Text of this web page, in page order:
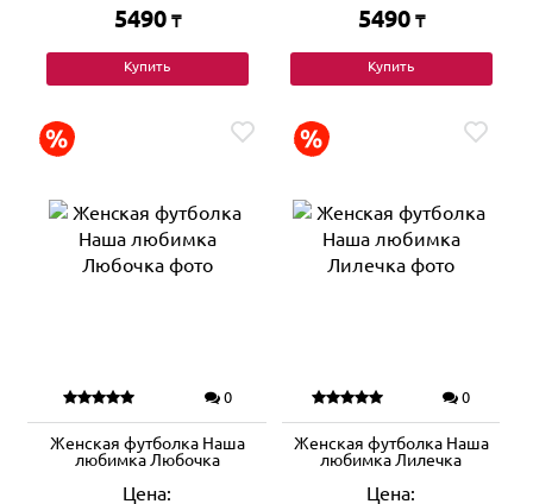
5490 ₸
Купить
5490 ₸
Купить
0
Женская футболка Наша
любимка Любочка
Цена:
0
Женская футболка Наша
любимка Лилечка
Цена: